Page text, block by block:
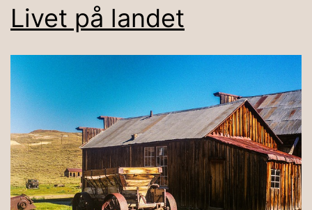
Livet på landet